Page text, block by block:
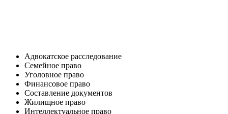
Адвокатское расследование
Семейное право​
Уголовное право​
Финансовое право
Составление документов​
Жилищное право​
Интеллектуальное право